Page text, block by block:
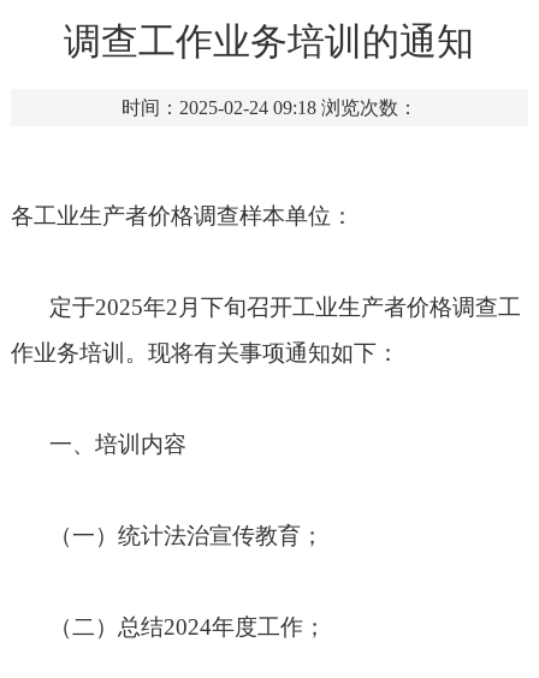
调查工作业务培训的通知
时间：2025-02-24 09:18 浏览次数：
各工业生产者价格调查样本单位：
定于2025年2月下旬召开工业生产者价格调查工
作业务培训。现将有关事项通知如下：
一、培训内容
（一）统计法治宣传教育；
（二）总结2024年度工作；